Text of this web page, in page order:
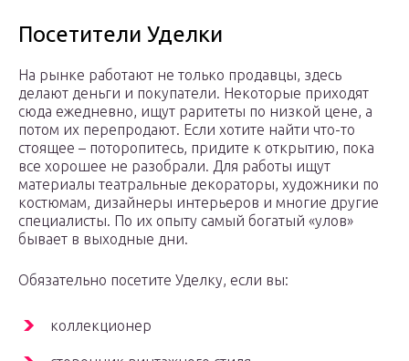
Посетители Уделки
На рынке работают не только продавцы, здесь
делают деньги и покупатели. Некоторые приходят
сюда ежедневно, ищут раритеты по низкой цене, а
потом их перепродают. Если хотите найти что-то
стоящее – поторопитесь, придите к открытию, пока
все хорошее не разобрали. Для работы ищут
материалы театральные декораторы, художники по
костюмам, дизайнеры интерьеров и многие другие
специалисты. По их опыту самый богатый «улов»
бывает в выходные дни.
Обязательно посетите Уделку, если вы:
коллекционер